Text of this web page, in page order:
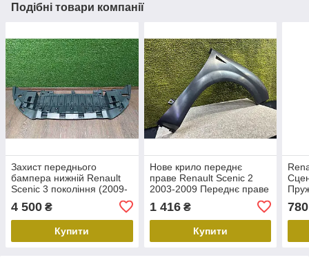
Подібні товари компанії
Захист переднього
бампера нижній Renault
Scenic 3 покоління (2009-
2013) Renault 622358126R
4 500 ₴
Купити
Нове крило переднє
праве Renault Scenic 2
2003-2009 Переднє праве
21701474853
1 416₴
Купити
780